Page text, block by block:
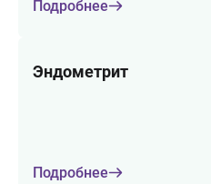
Подробнее
Эндометрит
Подробнее